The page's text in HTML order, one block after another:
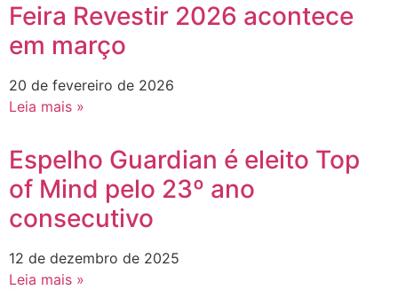
Feira Revestir 2026 acontece
em março
20 de fevereiro de 2026
Leia mais »
Espelho Guardian é eleito Top
of Mind pelo 23º ano
consecutivo
12 de dezembro de 2025
Leia mais »